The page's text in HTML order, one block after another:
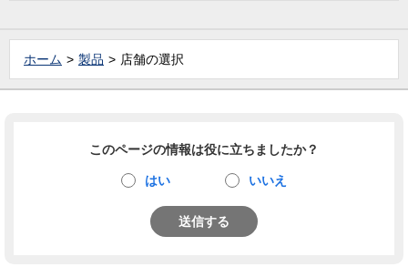
ホーム 製品 店舗の選択
このページの情報は役に立ちましたか？
はい いいえ
送信する